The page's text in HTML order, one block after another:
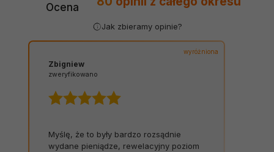
Ocena
Jak zbieramy opinie?
wyróżniona
Zbigniew
zweryfikowano
Myślę, że to były bardzo rozsądnie
wydane pieniądze, rewelacyjny poziom